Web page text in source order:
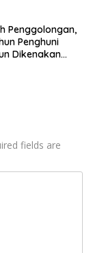
Penggolongan,
Penghuni
Dikenakan
fields are